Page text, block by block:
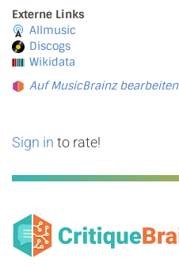
Externe Links
Allmusic
Discogs
Wikidata
Auf MusicBrainz bearbeiten
Sign in to rate!